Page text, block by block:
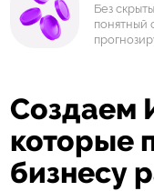
Без
понятный
Создаем
которые
бизнесу